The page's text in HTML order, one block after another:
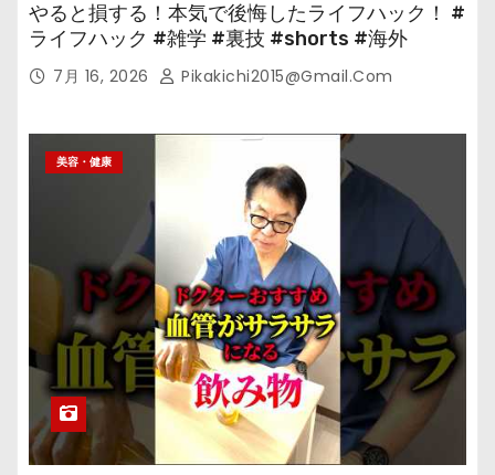
やると損する！本気で後悔したライフハック！ #
ライフハック #雑学 #裏技 #shorts #海外
7月 16, 2026 Pikakichi2015@gmail.com
美容・健康